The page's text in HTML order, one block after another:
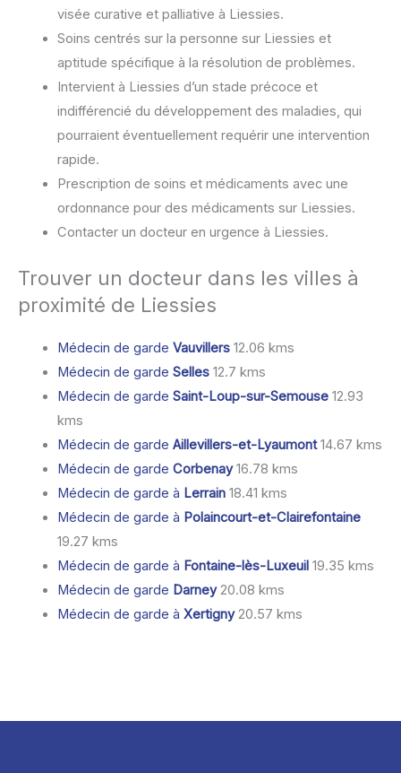
visée curative et palliative à Liessies.
Soins centrés sur la personne sur Liessies et
aptitude spécifique à la résolution de problèmes.
Intervient à Liessies d’un stade précoce et
indifférencié du développement des maladies, qui
pourraient éventuellement requérir une intervention
rapide.
Prescription de soins et médicaments avec une
ordonnance pour des médicaments sur Liessies.
Contacter un docteur en urgence à Liessies.
Trouver un docteur dans les villes à
proximité de Liessies
Médecin de garde Vauvillers12.06 kms
Médecin de garde Selles12.7 kms
Médecin de garde Saint-Loup-sur-Semouse12.93
kms
Médecin de garde Aillevillers-et-Lyaumont14.67 kms
Médecin de garde Corbenay16.78 kms
Médecin de garde à Lerrain18.41 kms
Médecin de garde à Polaincourt-et-Clairefontaine
19.27 kms
Médecin de garde à Fontaine-lès-Luxeuil19.35 kms
Médecin de garde Darney20.08 kms
Médecin de garde à Xertigny20.57 kms